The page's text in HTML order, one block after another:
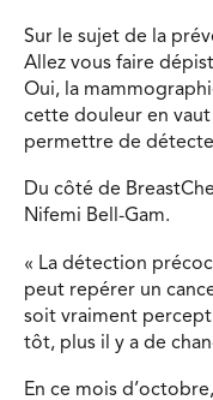
Sur le sujet de la
Allez vous faire
Oui, la
cette douleur en vaut
permettre de
Du côté de
Nifemi Bell-Gam.
« La détection
peut repérer un
soit vraiment
tôt, plus il y a de
En ce mois